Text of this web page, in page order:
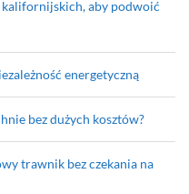
kalifornijskich, aby podwoić
energetyczną
bez dużych kosztów?
trawnik bez czekania na